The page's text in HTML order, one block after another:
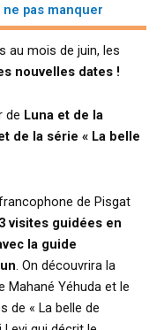
pas manquer
au mois de juin, les
nouvelles dates !
de Luna et de la
de la série « La belle
de Pisgat
visites guidées en
la guide
. On découvrira la
Mahané Yéhuda et le
de « La belle de